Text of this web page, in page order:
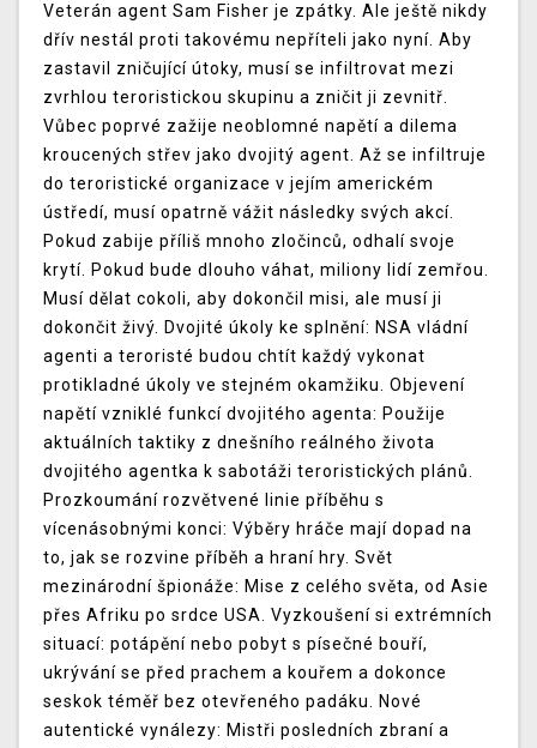
Veterán agent Sam Fisher je zpátky. Ale ještě nikdy
dřív nestál proti takovému nepříteli jako nyní. Aby
zastavil zničující útoky, musí se infiltrovat mezi
zvrhlou teroristickou skupinu a zničit ji zevnitř.
Vůbec poprvé zažije neoblomné napětí a dilema
kroucených střev jako dvojitý agent. Až se infiltruje
do teroristické organizace v jejím americkém
ústředí, musí opatrně vážit následky svých akcí.
Pokud zabije příliš mnoho zločinců, odhalí svoje
krytí. Pokud bude dlouho váhat, miliony lidí zemřou.
Musí dělat cokoli, aby dokončil misi, ale musí ji
dokončit živý. Dvojité úkoly ke splnění: NSA vládní
agenti a teroristé budou chtít každý vykonat
protikladné úkoly ve stejném okamžiku. Objevení
napětí vzniklé funkcí dvojitého agenta: Použije
aktuálních taktiky z dnešního reálného života
dvojitého agentka k sabotáži teroristických plánů.
Prozkoumání rozvětvené linie příběhu s
vícenásobnými konci: Výběry hráče mají dopad na
to, jak se rozvine příběh a hraní hry. Svět
mezinárodní špionáže: Mise z celého světa, od Asie
přes Afriku po srdce USA. Vyzkoušení si extrémních
situací: potápění nebo pobyt s písečné bouří,
ukrývání se před prachem a kouřem a dokonce
seskok téměř bez otevřeného padáku. Nové
autentické vynálezy: Mistři posledních zbraní a